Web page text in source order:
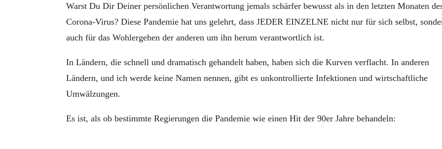
Warst Du Dir Deiner persönlichen Verantwortung jemals schärfer bewusst als in den letzten Monaten
Corona-Virus? Diese Pandemie hat uns gelehrt, dass JEDER EINZELNE nicht nur für sich selbst,
auch für das Wohlergehen der anderen um ihn herum verantwortlich ist.
In Ländern, die schnell und dramatisch gehandelt haben, haben sich die Kurven verflacht. In anderen
Ländern, und ich werde keine Namen nennen, gibt es unkontrollierte Infektionen und wirtschaftliche
Umwälzungen.
Es ist, als ob bestimmte Regierungen die Pandemie wie einen Hit der 90er Jahre behandeln: